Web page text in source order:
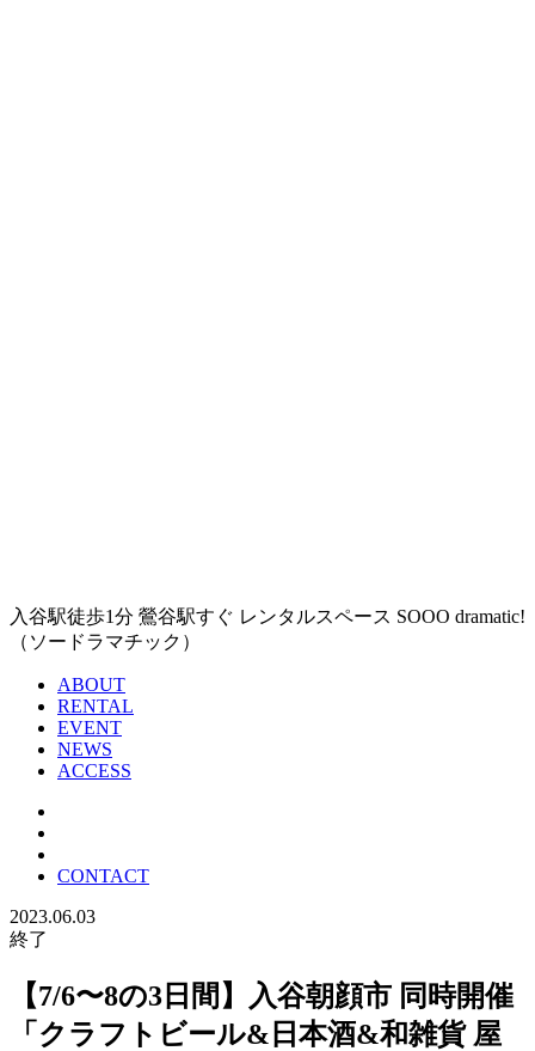
入谷駅徒歩1分 鶯谷駅すぐ レンタルスペース SOOO dramatic!
（ソードラマチック）
ABOUT
RENTAL
EVENT
NEWS
ACCESS
CONTACT
2023.06.03
終了
【7/6〜8の3日間】入谷朝顔市 同時開催
「クラフトビール&日本酒&和雑貨 屋